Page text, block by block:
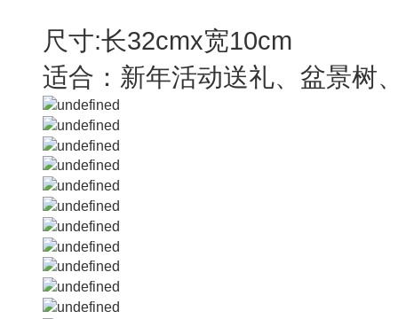
尺寸:长32cmx宽10cm
适合：新年活动送礼、盆景树